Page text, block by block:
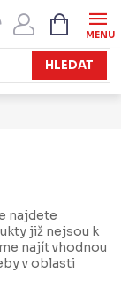
HLEDAT
KOŠÍK
najdete
již nejsou k
najít vhodnou
v oblasti